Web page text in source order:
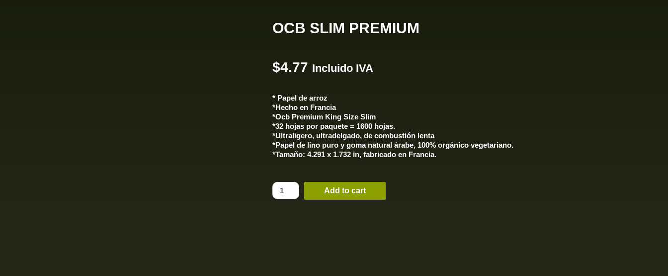
OCB SLIM PREMIUM
$4.77 Incluido IVA
* Papel de arroz
*Hecho en Francia
*Ocb Premium King Size Slim
*32 hojas por paquete = 1600 hojas.
*Ultraligero, ultradelgado, de combustión lenta
*Papel de lino puro y goma natural árabe, 100% orgánico vegetariano.
*Tamaño: 4.291 x 1.732 in, fabricado en Francia.
Add to cart